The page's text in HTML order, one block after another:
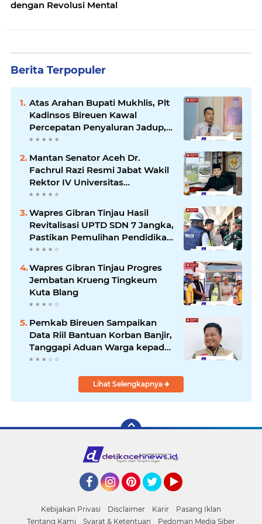
dengan Revolusi Mental
Berita Terpopuler
Atas Arahan Bupati Mukhlis, Plt
Kadinsos Bireuen Kawal
Percepatan Penyaluran Jadup,
Intens Berkoordinasi dengan
Mantan Senator Aceh Dr.
Fachrul Razi Resmi Jabat Wakil
Rektor IV Universitas
Kartamulia Purwakarta
Wapres Gibran Tinjau Hasil
Revitalisasi UPTD SDN 7 Jangka,
Pastikan Pemulihan Pendidikan
Pascabencana Berjalan Optimal
Wapres Gibran Tinjau Progres
Jembatan Krueng Tingkeum
Kuta Blang
Pemkab Bireuen Sampaikan
Data Riil Bantuan Korban Banjir,
Tanggapi Aduan Warga kepada
Wapres
Lihat Selengkapnya
Kebijakan Privasi Disclaimer Karir
Pasang Iklan
Tentang Kami
Syarat & Ketentuan
Pedoman Media Siber